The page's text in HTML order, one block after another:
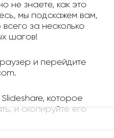
не знаете, как это
мы подскажем вам,
всего за несколько
шагов!
и перейдите
которое
и скопируйте его